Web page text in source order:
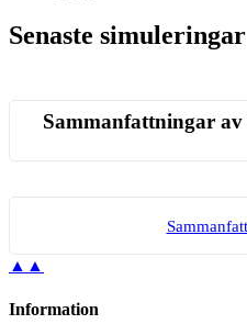
Senaste simuleringar
Sammanfattningar
▲▲
Information